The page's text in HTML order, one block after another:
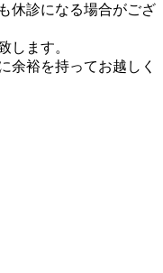
休診になる場合がござ
します。
余裕を持ってお越しく